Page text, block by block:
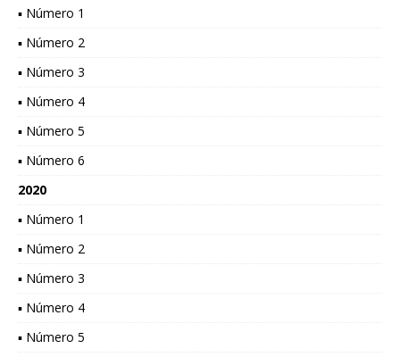
▪ Número 1
▪ Número 2
▪ Número 3
▪ Número 4
▪ Número 5
▪ Número 6
2020
▪ Número 1
▪ Número 2
▪ Número 3
▪ Número 4
▪ Número 5